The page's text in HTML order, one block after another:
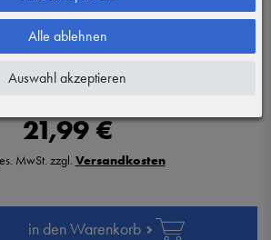
Leder
21,99 €
MwSt. zzgl. Versandkosten
in den Warenkorb
Alle ablehnen
Auswahl akzeptieren